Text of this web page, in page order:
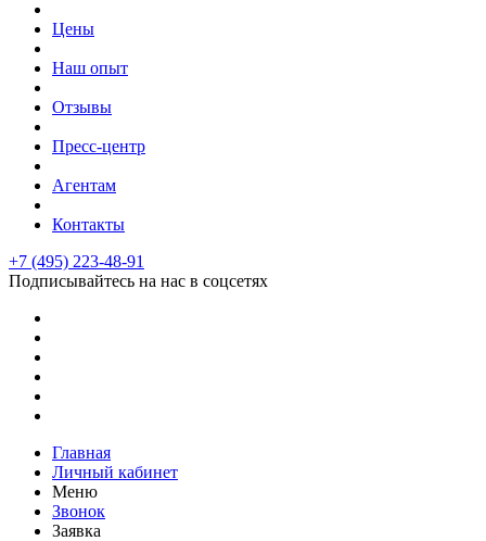
Цены
Наш опыт
Отзывы
Пресс-центр
Агентам
Контакты
+7 (495) 223-48-91
Подписывайтесь на нас в соцсетях
Главная
Личный кабинет
Меню
Звонок
Заявка